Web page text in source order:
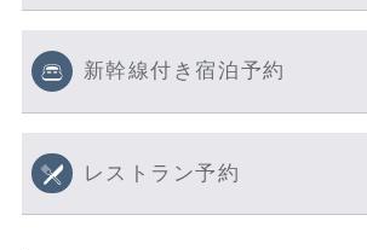
新幹線付き宿泊予約
レストラン予約